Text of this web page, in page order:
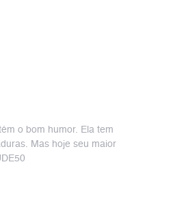
o bom humor. Ela tem
Mas hoje seu maior